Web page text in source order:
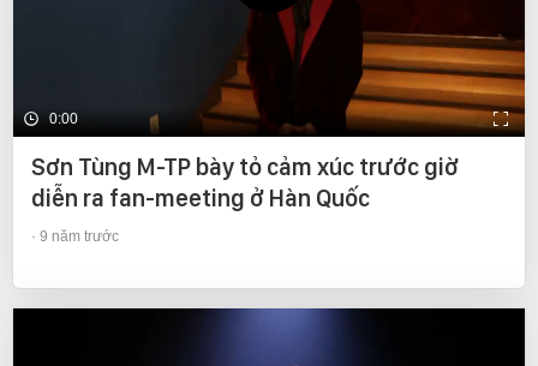
0:00
Sơn Tùng M-TP bày tỏ cảm xúc trước giờ
diễn ra fan-meeting ở Hàn Quốc
9 năm trước